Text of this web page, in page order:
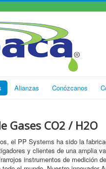
Alianzas Conózcanos
Gases CO2 / H2O
el PP Systems ha sido la
y clientes de una amplia
instrumentos de medición